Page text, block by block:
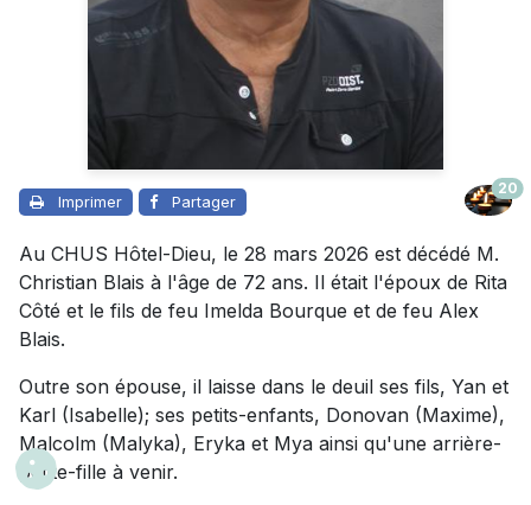
Imprimer Partager
20
Au CHUS Hôtel-Dieu, le 28 mars 2026 est décédé M.
Christian Blais à l'âge de 72 ans. Il était l'époux de Rita
Côté et le fils de feu Imelda Bourque et de feu Alex
Blais.
Outre son épouse, il laisse dans le deuil ses fils, Yan et
Karl (Isabelle); ses petits-enfants, Donovan (Maxime),
Malcolm (Malyka), Eryka et Mya ainsi qu'une arrière-
petite-fille à venir.